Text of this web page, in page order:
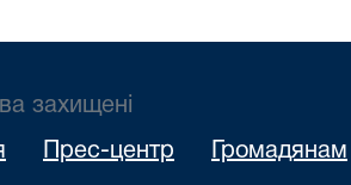
захищені
Прес-центр Громадянам